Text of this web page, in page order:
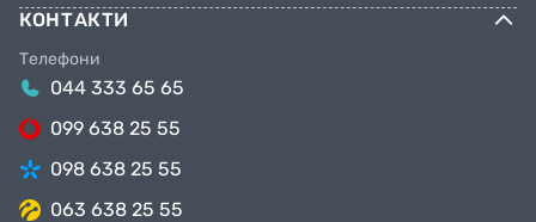
КОНТАКТИ
Телефони
044 333 65 65
099 638 25 55
098 638 25 55
063 638 25 55